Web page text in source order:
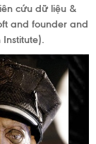
cứu dữ liệu &
and founder and
.